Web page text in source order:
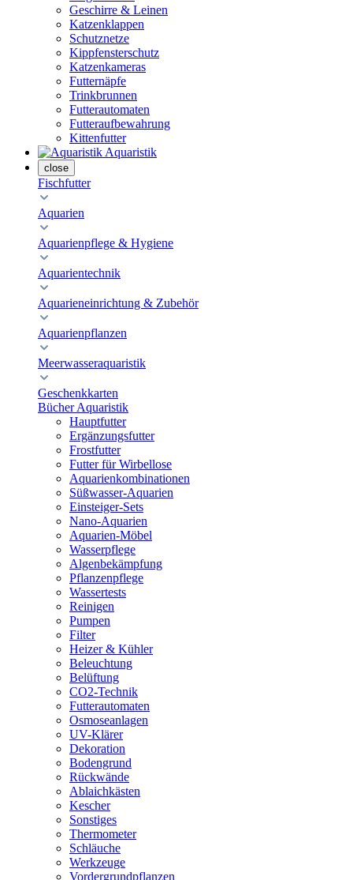
Geschirre & Leinen
Katzenklappen
Schutznetze
Kippfensterschutz
Katzenkameras
Futternäpfe
Trinkbrunnen
Futterautomaten
Futteraufbewahrung
Kittenfutter
Aquaristik
close
Fischfutter
Aquarien
Aquarienpflege & Hygiene
Aquarientechnik
Aquarieneinrichtung & Zubehör
Aquarienpflanzen
Meerwasseraquaristik
Geschenkkarten
Bücher Aquaristik
Hauptfutter
Ergänzungsfutter
Frostfutter
Futter für Wirbellose
Aquarienkombinationen
Süßwasser-Aquarien
Einsteiger-Sets
Nano-Aquarien
Aquarien-Möbel
Wasserpflege
Algenbekämpfung
Pflanzenpflege
Wassertests
Reinigen
Pumpen
Filter
Heizer & Kühler
Beleuchtung
Belüftung
CO2-Technik
Futterautomaten
Osmoseanlagen
UV-Klärer
Dekoration
Bodengrund
Rückwände
Ablaichkästen
Kescher
Sonstiges
Thermometer
Schläuche
Werkzeuge
Vordergrundpflanzen